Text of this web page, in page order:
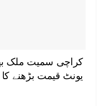
کراچی سمیت ملک
یونٹ قیمت بڑھنے کا